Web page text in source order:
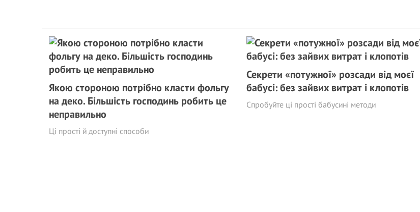
Якою стороною потрібно класти фольгу
на деко. Більшість господинь робить це
неправильно
Ці прості й доступні способи
Секрети «потужної» розсади від моєї
бабусі: без зайвих витрат і клопотів
Спробуйте ці прості бабусині методи